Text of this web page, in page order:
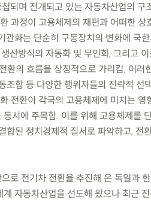
되며 전개되고 있는 자동차산업의 구
과정이 고용체제의 재편과 어떠한 상
화는 단순히 구동장치의 변화에 국
산방식의 자동화 및 무인화, 그리고 이
환의 흐름을 상징적으로 가리킴. 이러
조합 등 다양한 행위자들의 전략적 선
전환이 각국의 고용체제에 미치는 영
시에 주목함. 이를 위해 고용체제를
합된 정치경제적 질서로 파악하고, 전
로 전기차 전환을 추진해 온 독일과
자동차산업을 선도해 왔으나 최근